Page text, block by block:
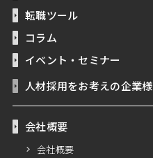
転職ツール
コラム
イベント・セミナー
人材採用をお考えの企業様
会社概要
会社概要